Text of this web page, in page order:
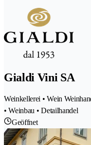
Gialdi Vini SA
Weinkellerei • Wein
• Weinbau • Detailhandel
Geöffnet